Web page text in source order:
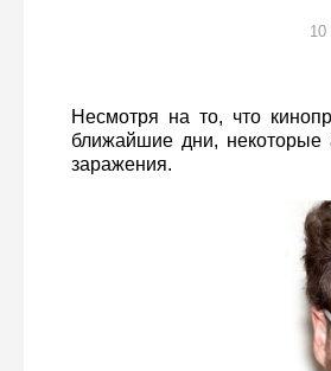
10
Несмотря на то, что
ближайшие дни, некоторые
заражения.